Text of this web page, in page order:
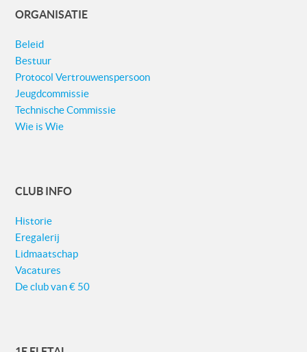
ORGANISATIE
Beleid
Bestuur
Protocol Vertrouwenspersoon
Jeugdcommissie
Technische Commissie
Wie is Wie
CLUB INFO
Historie
Eregalerij
Lidmaatschap
Vacatures
De club van € 50